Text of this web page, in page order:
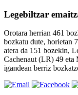
Legebiltzar
Orotara herrian 461
bozkatu dute, horietan
atera da 151 bozekin,
Cachenaut (LR) 49
igandean berriz